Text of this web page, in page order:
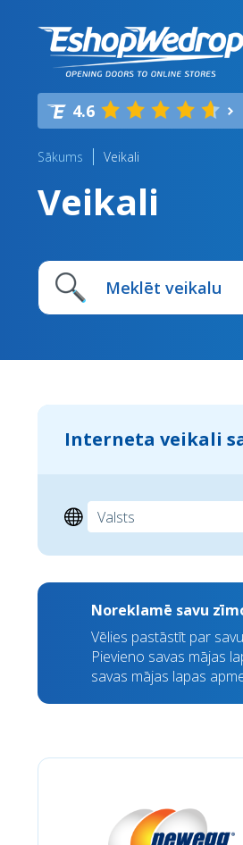
4.6
Sākums Veikali
Veikali
Interneta veikali
Noreklamē savu
Vēlies pastāstīt par
Pievieno savas mājas
savas mājas lapas